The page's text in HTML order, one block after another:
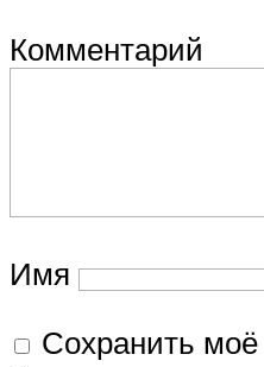
Комментарий
Имя
Сохранить